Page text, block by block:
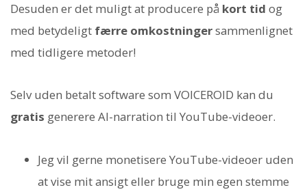
Desuden er det muligt at producere på kort tid og
med betydeligt færre omkostningersammenlignet
med tidligere metoder!
Selv uden betalt software som VOICEROID kan du
gratis generere AI-narration til YouTube-videoer.
Jeg vil gerne monetisere YouTube-videoer uden
at vise mit ansigt eller bruge min egen stemme